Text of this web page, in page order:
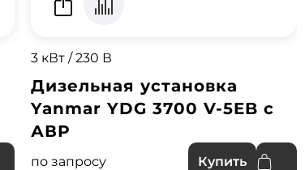
3 кВт / 230 В
Дизельная установка
Yanmar YDG 3700 V-5EB с
АВР
по запросу Купить